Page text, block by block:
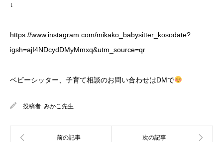
↓
https://www.instagram.com/mikako_babysitter_kosodate?
igsh=ajI4NDcydDMyMmxq&utm_source=qr
ベビーシッター、子育て相談のお問い合わせはDMで
投稿者: みかこ先生